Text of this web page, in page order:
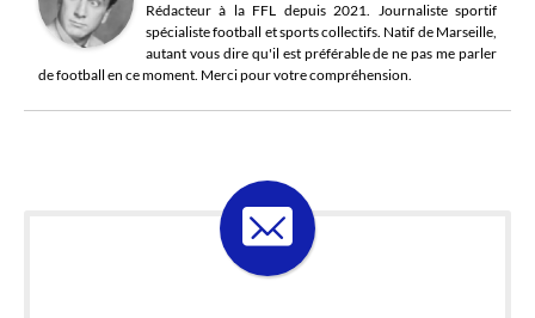
Rédacteur à la FFL depuis 2021. Journaliste sportif
spécialiste football et sports collectifs. Natif de Marseille,
autant vous dire qu'il est préférable de ne pas me parler
de football en ce moment. Merci pour votre compréhension.